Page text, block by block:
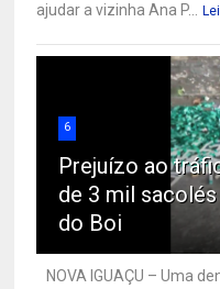
ajudar a vizinha Ana P...
6
Prejuízo ao
de 3 mil
do Boi
NOVA IGUAÇU – Uma